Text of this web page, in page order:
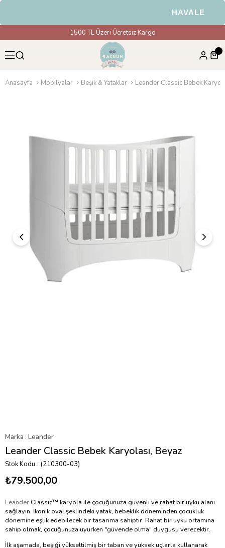
HAVALE &
1500 TL Üzeri Ücretsiz Kargo
Anasayfa Mobilyalar Beşik & Yataklar Leander Classic Bebek
Marka : Leander
Leander Classic Bebek Karyolası, Beyaz
Stok Kodu (210300-03)
₺79.500,00
Leander Classic™ karyola ile çocuğunuza güvenli ve rahat bir uyku alanı
sağlayın. İkonik oval şeklindeki yatak, bebeklik döneminden çocukluk
dönemine eşlik edebilecek bir tasarıma sahiptir. Rahat bir uyku ortamına
sahip olmak, çocuğunuza uyurken "güvende olma" duygusu verecektir.
İlk aşamada, beşiği yükseltilmiş bir taban ve yüksek uçlarla kullanarak